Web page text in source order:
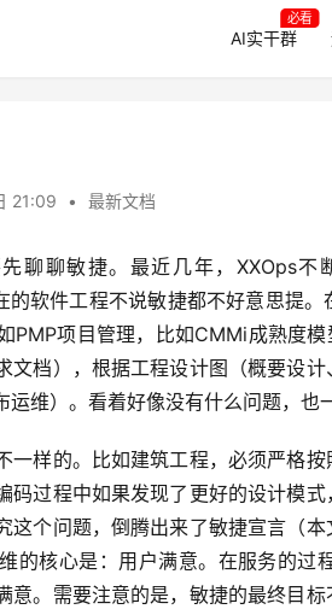
AI实干群
必看
21:09 • 最新文档
软件工程不说敏捷都不好意思提
PMP项目管理，比如CMMi成熟度
文档），根据工程设计图（概要设
维）。看着好像没有什么问题，也
一样的。比如建筑工程，必须严格
码过程中如果发现了更好的设计模
这个问题，倒腾出来了敏捷宣言（
的核心是：用户满意。在服务的
意。需要注意的是，敏捷的最终目